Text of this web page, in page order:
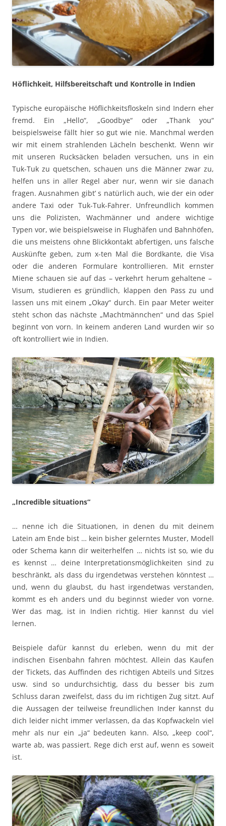
Höflichkeit, Hilfsbereitschaft und Kontrolle in Indien
Typische europäische Höflichkeitsfloskeln sind Indern eher
fremd. Ein „Hello“, „Goodbye“ oder „Thank you“
beispielsweise fällt hier so gut wie nie. Manchmal werden
wir mit einem strahlenden Lächeln beschenkt. Wenn wir
mit unseren Rucksäcken beladen versuchen, uns in ein
Tuk-Tuk zu quetschen, schauen uns die Männer zwar zu,
helfen uns in aller Regel aber nur, wenn wir sie danach
fragen. Ausnahmen gibt’ s natürlich auch, wie der ein oder
andere Taxi oder Tuk-Tuk-Fahrer. Unfreundlich kommen
uns die Polizisten, Wachmänner und andere wichtige
Typen vor, wie beispielsweise in Flughäfen und Bahnhöfen,
die uns meistens ohne Blickkontakt abfertigen, uns falsche
Auskünfte geben, zum x-ten Mal die Bordkante, die Visa
oder die anderen Formulare kontrollieren. Mit ernster
Miene schauen sie auf das – verkehrt herum gehaltene –
Visum, studieren es gründlich, klappen den Pass zu und
lassen uns mit einem „Okay“ durch. Ein paar Meter weiter
steht schon das nächste „Machtmännchen“ und das Spiel
beginnt von vorn. In keinem anderen Land wurden wir so
oft kontrolliert wie in Indien.
„Incredible situations“
… nenne ich die Situationen, in denen du mit deinem
Latein am Ende bist … kein bisher gelerntes Muster, Modell
oder Schema kann dir weiterhelfen … nichts ist so, wie du
es kennst … deine Interpretationsmöglichkeiten sind zu
beschränkt, als dass du irgendetwas verstehen könntest …
und, wenn du glaubst, du hast irgendetwas verstanden,
kommt es eh anders und du beginnst wieder von vorne.
Wer das mag, ist in Indien richtig. Hier kannst du viel
lernen.
Beispiele dafür kannst du erleben, wenn du mit der
indischen Eisenbahn fahren möchtest. Allein das Kaufen
der Tickets, das Auffinden des richtigen Abteils und Sitzes
usw. sind so undurchsichtig, dass du besser bis zum
Schluss daran zweifelst, dass du im richtigen Zug sitzt. Auf
die Aussagen der teilweise freundlichen Inder kannst du
dich leider nicht immer verlassen, da das Kopfwackeln viel
mehr als nur ein „ja“ bedeuten kann. Also, „keep cool“,
warte ab, was passiert. Rege dich erst auf, wenn es soweit
ist.